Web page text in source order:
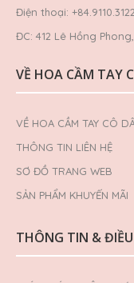
Điện thoại:
ĐC: 412 Lê Hồng
VỀ HOA CẦM TAY
VỀ HOA CẦM TAY CÔ
THÔNG TIN LIÊN HỆ
SƠ ĐỒ TRANG WEB
SẢN PHẨM KHUYẾN MÃI
THÔNG TIN &